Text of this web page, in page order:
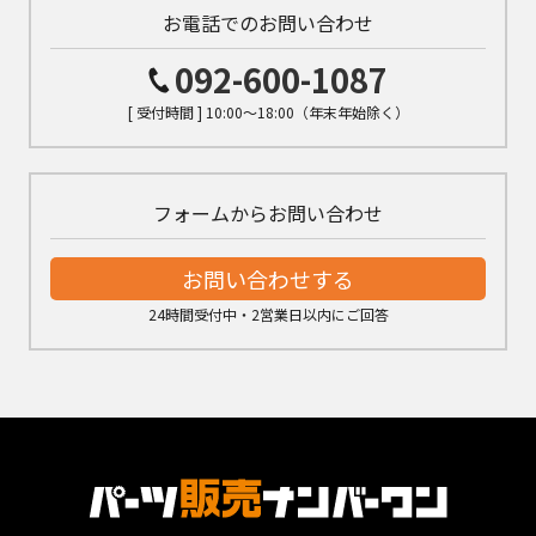
お電話でのお問い合わせ
092-600-1087
[ 受付時間 ] 10:00～18:00（年末年始除く）
フォームからお問い合わせ
お問い合わせする
24時間受付中・2営業日以内にご回答